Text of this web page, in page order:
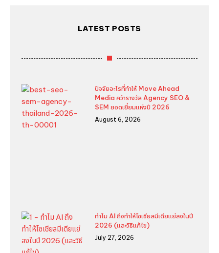
LATEST POSTS
ปัจจัยอะไรที่ทำให้ Move Ahead
Media คว้ารางวัล Agency SEO &
SEM ยอดเยี่ยมแห่งปี 2026
August 6, 2026
ทำไม AI ถึงทำให้โซเชียลมีเดียแย่ลงในปี
2026 (และวิธีแก้ไข)
July 27, 2026